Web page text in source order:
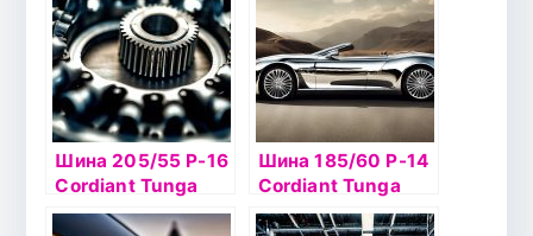
Шина 205/55 Р-16
Cordiant Tunga
Nordway2 94Q
Шина 185/60 Р-14
Cordiant Tunga
Nordway2 82Q б/к